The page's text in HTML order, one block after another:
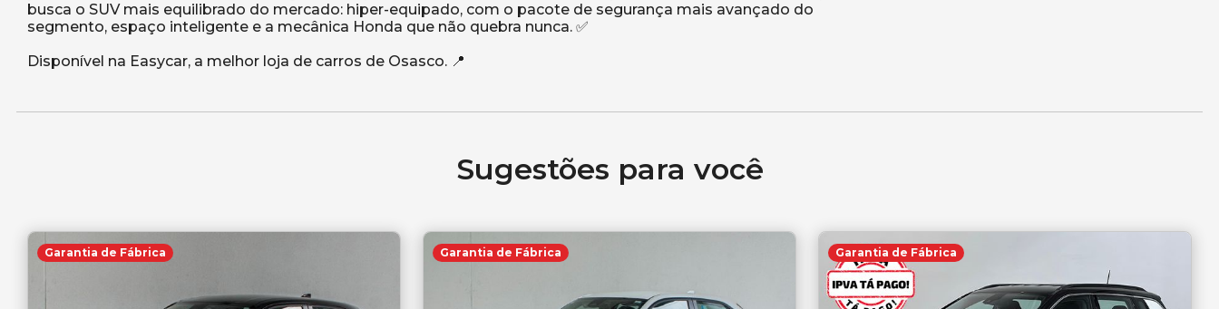
busca o SUV mais equilibrado do mercado: hiper-equipado, com o pacote de segurança mais avançado do
segmento, espaço inteligente e a mecânica Honda que não quebra nunca. ✅
Sugestões para você
Garantia de Fábrica Garantia de Fábrica Garantia de Fábrica